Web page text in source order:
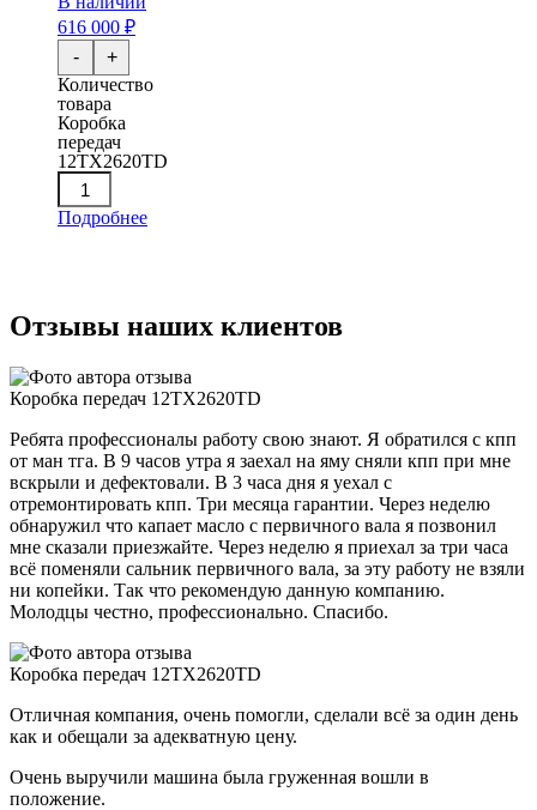
616 000 ₽
-
Количество
товара
Коробка
передач
12TX2620TD
+
Подробнее
Отзывы наших клиентов
Коробка передач 12TX2620TD
Ребята профессионалы работу свою знают. Я обратился с кпп
от ман тга. В 9 часов утра я заехал на яму сняли кпп при мне
вскрыли и дефектовали. В 3 часа дня я уехал с
отремонтировать кпп. Три месяца гарантии. Через неделю
обнаружил что капает масло с первичного вала я позвонил
мне сказали приезжайте. Через неделю я приехал за три часа
всё поменяли сальник первичного вала, за эту работу не взяли
ни копейки. Так что рекомендую данную компанию.
Молодцы честно, профессионально. Спасибо.
Коробка передач 12TX2620TD
Отличная компания, очень помогли, сделали всё за один день
как и обещали за адекватную цену.
Очень выручили машина была груженная вошли в
положение.